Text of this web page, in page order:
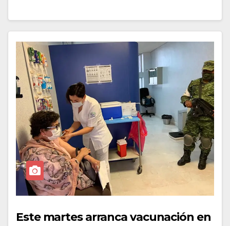
Este martes arranca vacunación en